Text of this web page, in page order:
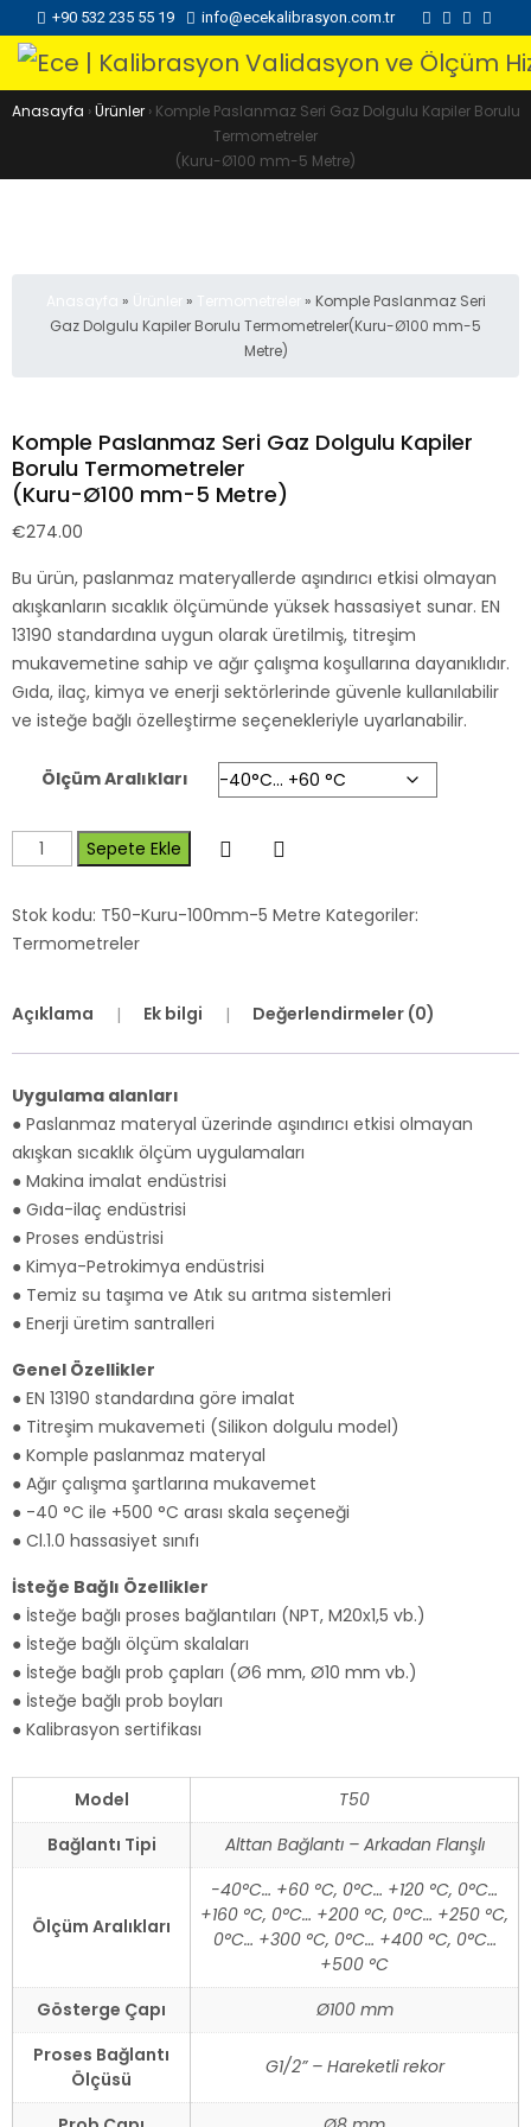
+90 532 235 55 19 info@ecekalibrasyon.com.tr
Anasayfa ›Ürünler› Komple Paslanmaz Seri Gaz Dolgulu Kapiler Borulu
Termometreler
(Kuru-Ø100 mm-5 Metre)
» » » Komple Paslanmaz Seri
Gaz Dolgulu Kapiler Borulu Termometreler(Kuru-Ø100 mm-5
Metre)
Komple Paslanmaz Seri Gaz Dolgulu Kapiler
Borulu Termometreler
(Kuru-Ø100 mm-5 Metre)
€274.00
Bu ürün, paslanmaz materyallerde aşındırıcı etkisi olmayan
akışkanların sıcaklık ölçümünde yüksek hassasiyet sunar. EN
13190 standardına uygun olarak üretilmiş, titreşim
mukavemetine sahip ve ağır çalışma koşullarına dayanıklıdır.
Gıda, ilaç, kimya ve enerji sektörlerinde güvenle kullanılabilir
ve isteğe bağlı özelleştirme seçenekleriyle uyarlanabilir.
Ölçüm Aralıkları
Sepete Ekle
Stok kodu: T50-Kuru-100mm-5 Metre Kategoriler:
Termometreler
Açıklama Ek bilgi Değerlendirmeler (0)
Uygulama alanları
● Paslanmaz materyal üzerinde aşındırıcı etkisi olmayan
akışkan sıcaklık ölçüm uygulamaları
● Makina imalat endüstrisi
● Gıda-ilaç endüstrisi
● Proses endüstrisi
● Kimya-Petrokimya endüstrisi
● Temiz su taşıma ve Atık su arıtma sistemleri
● Enerji üretim santralleri
Genel Özellikler
● EN 13190 standardına göre imalat
● Titreşim mukavemeti (Silikon dolgulu model)
● Komple paslanmaz materyal
● Ağır çalışma şartlarına mukavemet
● -40 °C ile +500 °C arası skala seçeneği
● Cl.1.0 hassasiyet sınıfı
İsteğe Bağlı Özellikler
● İsteğe bağlı proses bağlantıları (NPT, M20x1,5 vb.)
● İsteğe bağlı ölçüm skalaları
● İsteğe bağlı prob çapları (Ø6 mm, Ø10 mm vb.)
● İsteğe bağlı prob boyları
● Kalibrasyon sertifikası
Model
T50
Bağlantı Tipi
Alttan Bağlantı – Arkadan Flanşlı
Ölçüm Aralıkları
-40°C… +60 °C, 0°C… +120 °C, 0°C…
+160 °C, 0°C… +200 °C, 0°C… +250 °C,
0°C… +300 °C, 0°C… +400 °C, 0°C…
+500 °C
Gösterge Çapı
Ø100 mm
Proses Bağlantı
Ölçüsü
G1/2” – Hareketli rekor